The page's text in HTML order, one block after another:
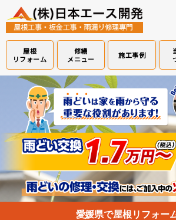
Skip
content
屋根
リフォーム
修繕
メニュー
施工事例
愛媛県で屋根リフォー